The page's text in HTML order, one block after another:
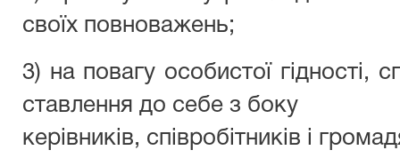
своїх повноважень;
3) на повагу особистої гідності,
ставлення до себе з боку
керівників, співробітників і